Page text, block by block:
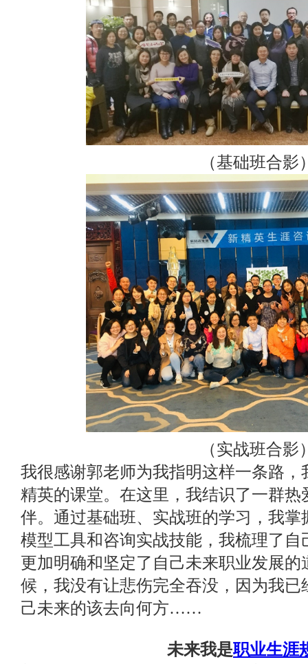
（基础班合影
（实战班合影
我很感谢郭老师为我指明这样一条路
精英的课堂。在这里，我结识了一群
伴。通过基础班、实战班的学习，我
模型工具和咨询实战技能，我梳理了
更加明确和坚定了自己未来职业发展
候，我没有让悲伤完全吞没，因为我
己未来的该去向何方……
未来我是职业生涯